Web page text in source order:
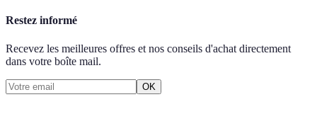
Restez informé
Recevez les meilleures offres et nos conseils d'achat directement
dans votre boîte mail.
OK